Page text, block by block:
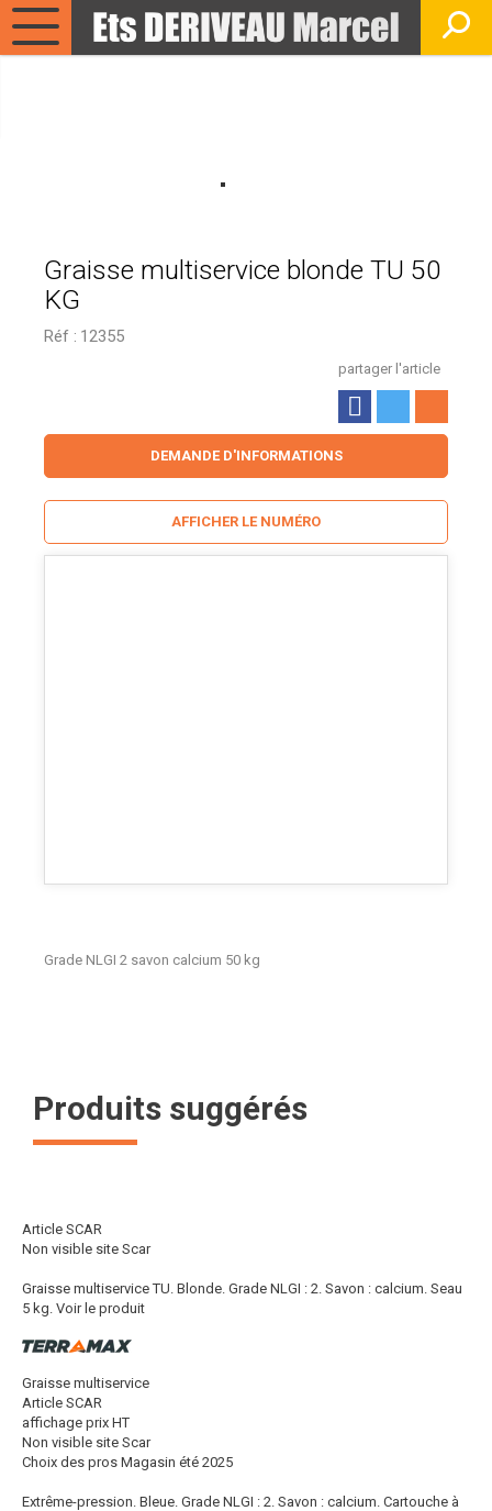
Graisse multiservice blonde TU 50
KG
Réf : 12355
partager l'article
Grade NLGI 2 savon calcium 50 kg
DEMANDE D'INFORMATIONS
AFFICHER LE NUMÉRO
Produits suggérés
Article SCAR
Non visible site Scar
Graisse multiservice TU. Blonde. Grade NLGI : 2. Savon : calcium. Seau
5 kg. Voir le produit
Graisse multiservice
Article SCAR
affichage prix HT
Non visible site Scar
Choix des pros Magasin été 2025
Extrême-pression. Bleue. Grade NLGI : 2. Savon : calcium. Cartouche à